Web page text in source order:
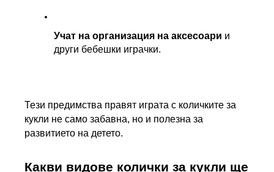
Учат на организация на аксесоари и
други бебешки играчки.
Тези предимства правят играта с количките за
кукли не само забавна, но и полезна за
развитието на детето.
Какви видове колички за кукли ще